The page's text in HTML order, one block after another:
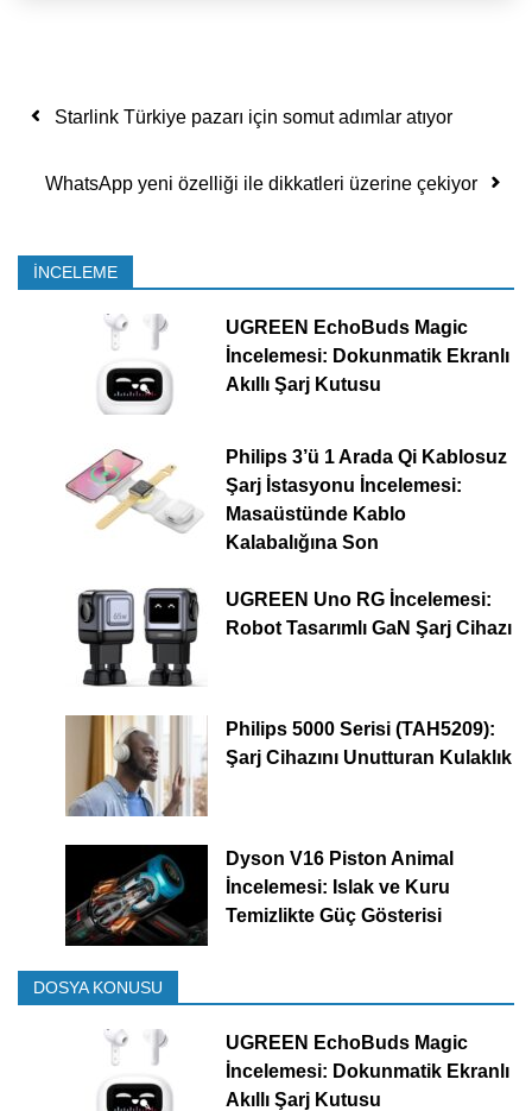
Yazı dolaşımı
Starlink Türkiye pazarı için somut adımlar atıyor
WhatsApp yeni özelliği ile dikkatleri üzerine çekiyor
İNCELEME
UGREEN EchoBuds Magic
İncelemesi: Dokunmatik Ekranlı
Akıllı Şarj Kutusu
Philips 3’ü 1 Arada Qi Kablosuz
Şarj İstasyonu İncelemesi:
Masaüstünde Kablo
Kalabalığına Son
UGREEN Uno RG İncelemesi:
Robot Tasarımlı GaN Şarj Cihazı
Philips 5000 Serisi (TAH5209):
Şarj Cihazını Unutturan Kulaklık
Dyson V16 Piston Animal
İncelemesi: Islak ve Kuru
Temizlikte Güç Gösterisi
DOSYA KONUSU
UGREEN EchoBuds Magic
İncelemesi: Dokunmatik Ekranlı
Akıllı Şarj Kutusu